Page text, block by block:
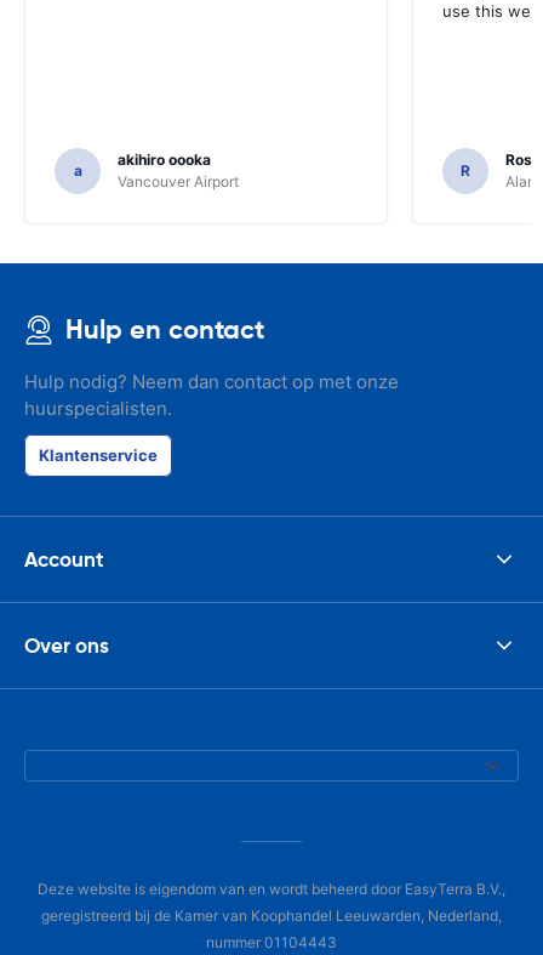
a
akihiro oooka
Vancouver Airport
use this
R
Hulp en contact
Hulp nodig? Neem dan contact op met onze
huurspecialisten.
Klantenservice
Account
Over ons
Deze website is eigendom van en wordt beheerd door EasyTerra B.V.,
geregistreerd bij de Kamer van Koophandel Leeuwarden, Nederland,
nummer 01104443